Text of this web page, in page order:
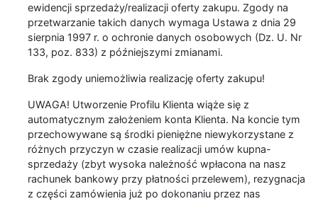
ewidencji sprzedaży/realizacji oferty zakupu. Zgody na
przetwarzanie takich danych wymaga Ustawa z dnia 29
sierpnia 1997 r. o ochronie danych osobowych (Dz. U. Nr
133, poz. 833) z późniejszymi zmianami.
Brak zgody uniemożliwia realizację oferty zakupu!
UWAGA! Utworzenie Profilu Klienta wiąże się z
automatycznym założeniem konta Klienta. Na koncie tym
przechowywane są środki pieniężne niewykorzystane z
różnych przyczyn w czasie realizacji umów kupna-
sprzedaży (zbyt wysoka należność wpłacona na nasz
rachunek bankowy przy płatności przelewem), rezygnacja
z części zamówienia już po dokonaniu przez nas